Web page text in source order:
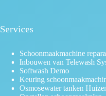
Services
Schoonmaakmachine
Inbouwen van Telewash
Softwash Demo
Keuring
Osmosewater tanken